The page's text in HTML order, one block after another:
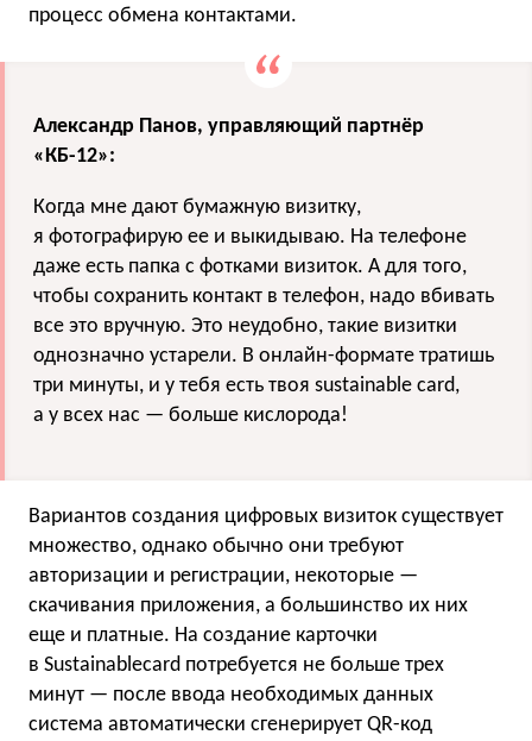
процесс обмена контактами.
Александр Панов, управляющий партнёр
«КБ-12»:
Когда мне дают бумажную визитку,
я фотографирую ее и выкидываю. На телефоне
даже есть папка с фотками визиток. А для того,
чтобы сохранить контакт в телефон, надо вбивать
все это вручную. Это неудобно, такие визитки
однозначно устарели. В онлайн-формате тратишь
три минуты, и у тебя есть твоя sustainable card,
а у всех нас — больше кислорода!
Вариантов создания цифровых визиток существует
множество, однако обычно они требуют
авторизации и регистрации, некоторые —
скачивания приложения, а большинство их них
еще и платные. На создание карточки
в Sustainablecard потребуется не больше трех
минут — после ввода необходимых данных
система автоматически сгенерирует QR-код